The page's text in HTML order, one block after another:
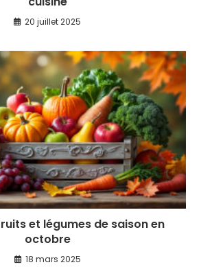
20 juillet 2025
et légumes de saison en
octobre
18 mars 2025